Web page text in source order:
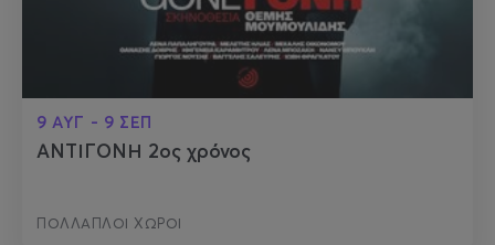
9 ΑΥΓ - 9 ΣΕΠ
ΑΝΤΙΓΟΝΗ 2ος χρόνος
ΠΟΛΛΑΠΛΟΙ ΧΩΡΟΙ